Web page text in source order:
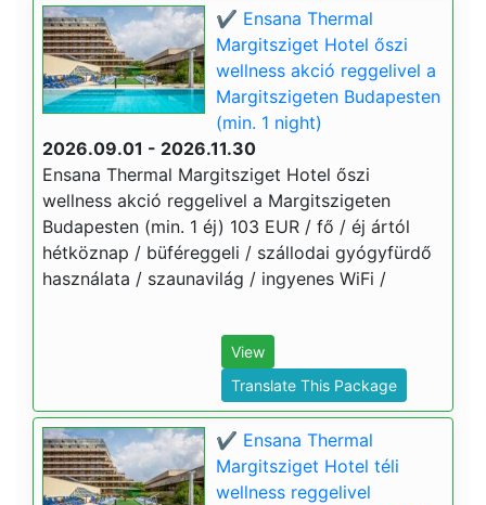
✔️ Ensana Thermal
Margitsziget Hotel őszi
wellness akció reggelivel a
Margitszigeten Budapesten
(min. 1 night)
2026.09.01 - 2026.11.30
Ensana Thermal Margitsziget Hotel őszi
wellness akció reggelivel a Margitszigeten
Budapesten (min. 1 éj) 103 EUR / fő / éj ártól
hétköznap / büféreggeli / szállodai gyógyfürdő
használata / szaunavilág / ingyenes WiFi /
View
Translate This Package
✔️ Ensana Thermal
Margitsziget Hotel téli
wellness reggelivel